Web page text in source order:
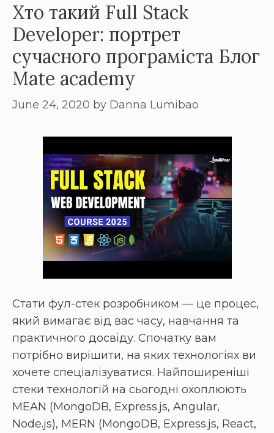
Хто такий Full Stack
Developer: портрет
сучасного програміста Блог
Mate academy
June 24, 2020 by Danna Lumibao
Стати фул-стек розробником — це процес,
який вимагає від вас часу, навчання та
практичного досвіду. Спочатку вам
потрібно вирішити, на яких технологіях ви
хочете спеціалізуватися. Найпоширеніші
стеки технологій на сьогодні охоплюють
MEAN (MongoDB, Express.js, Angular,
Node.js), MERN (MongoDB, Express.js, React,